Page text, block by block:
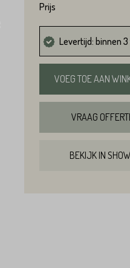
Prijs
Levertijd: binnen
VOEG TOE AAN
VRAAG
BEKIJK IN